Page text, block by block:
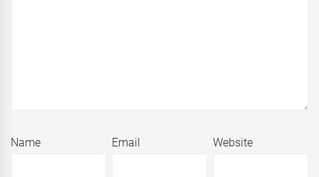
Name Email Website